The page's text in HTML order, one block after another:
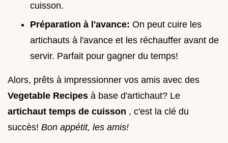
cuisson.
Préparation à l'avance: On peut cuire les
artichauts à l'avance et les réchauffer avant de
servir. Parfait pour gagner du temps!
Alors, prêts à impressionner vos amis avec des
Vegetable Recipes à base d'artichaut? Le
artichaut temps de cuisson , c'est la clé du
succès! Bon appétit, les amis!